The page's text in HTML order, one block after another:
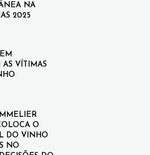
NA
2025
VÍTIMAS
O
DO VINHO
NO